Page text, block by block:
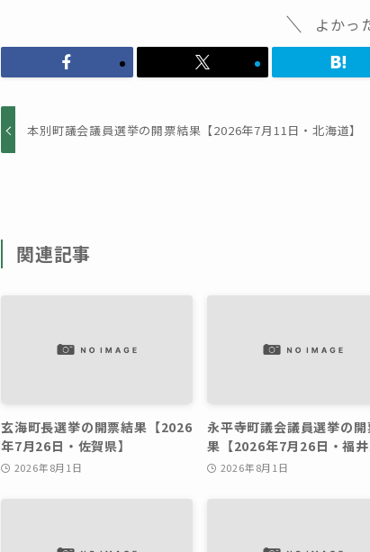
よかっ
本別町議会議員選挙の開票結果【2026年7月11日・北海道】
関連記事
玄海町長選挙の開票結果【2026
年7月26日・佐賀県】
2026年8月1日
永平寺町議会議員選挙の開
果【2026年7月26日・福井
2026年8月1日